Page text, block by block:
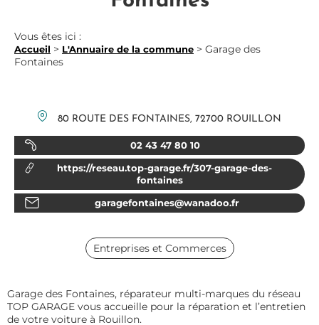
Vous êtes ici :
Accueil > L'Annuaire de la commune > Garage des
Fontaines
80 ROUTE DES FONTAINES, 72700 ROUILLON
02 43 47 80 10
https://reseau.top-garage.fr/307-garage-des-
fontaines
garagefontaines@wanadoo.fr
Entreprises et Commerces
Garage des Fontaines, réparateur multi-marques du réseau
TOP GARAGE vous accueille pour la réparation et l’entretien
de votre voiture à Rouillon.